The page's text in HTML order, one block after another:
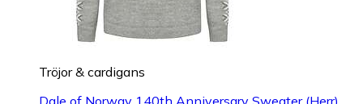
Tröjor & cardigans